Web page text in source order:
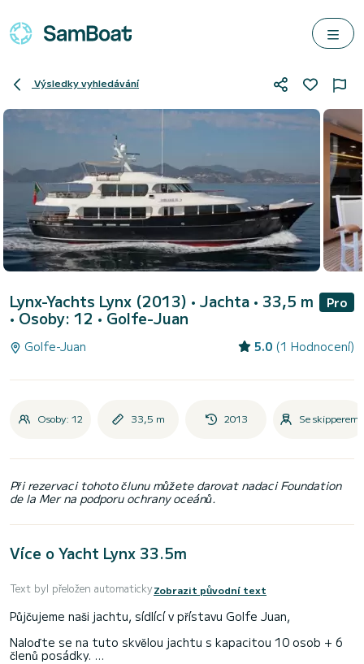
Výsledky vyhledávání
Lynx-Yachts Lynx (2013) • Jachta • 33,5 m
• Osoby: 12 • Golfe-Juan
Pro
Golfe-Juan 5.0 (1 Hodnocení)
Osoby: 12 33,5 m 2013 Se skipperem
Při rezervaci tohoto člunu můžete darovat nadaci Foundation
de la Mer na podporu ochrany oceánů.
Více o Yacht Lynx 33.5m
Text byl přeložen automatickyZobrazit původní text
Půjčujeme naši jachtu, sídlící v přístavu Golfe Juan,
Naloďte se na tuto skvělou jachtu s kapacitou 10 osob + 6
členů posádky.